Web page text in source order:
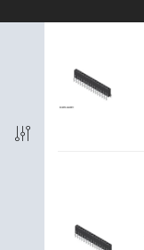
Steckbar mit